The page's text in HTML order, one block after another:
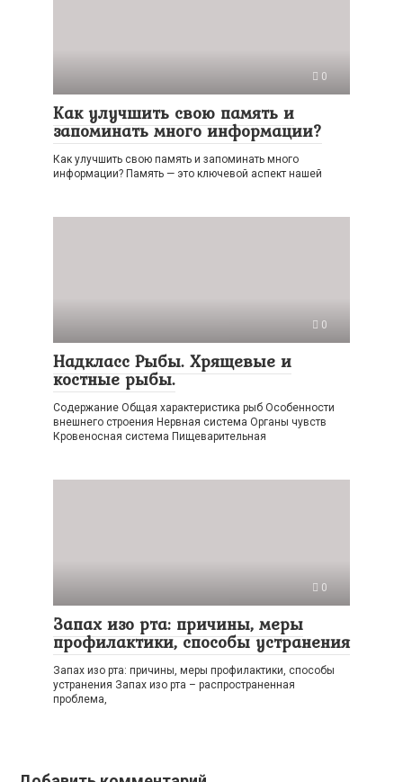
0
Как улучшить свою память и
запоминать много информации?
Как улучшить свою память и запоминать много
информации? Память — это ключевой аспект нашей
0
Надкласс Рыбы. Хрящевые и
костные рыбы.
Содержание Общая характеристика рыб Особенности
внешнего строения Нервная система Органы чувств
Кровеносная система Пищеварительная
0
Запах изо рта: причины, меры
профилактики, способы устранения
Запах изо рта: причины, меры профилактики, способы
устранения Запах изо рта – распространенная
проблема,